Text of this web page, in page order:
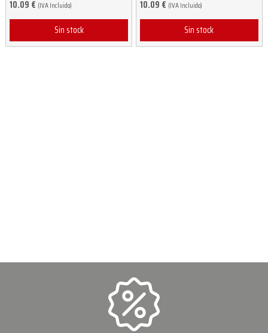
10.09 € (IVA Incluido)
Sin stock
10.09 € (IVA Incluido)
Sin stock